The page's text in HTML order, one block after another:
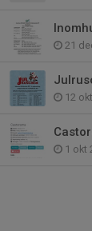
21
12
1 okt